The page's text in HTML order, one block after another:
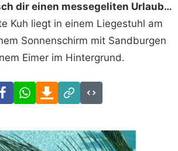
dir einen messegeliten Urlaub…
Kuh liegt in einem Liegestuhl am
Sonnenschirm mit Sandburgen
Eimer im Hintergrund.
FacebookWhatsAppDownload
Link
Code